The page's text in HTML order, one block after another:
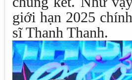
giới hạn 2025
sĩ Thanh Thanh.